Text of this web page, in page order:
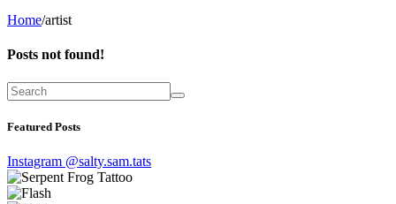
Home/artist
Posts not found!
Featured Posts
Instagram @salty.sam.tats